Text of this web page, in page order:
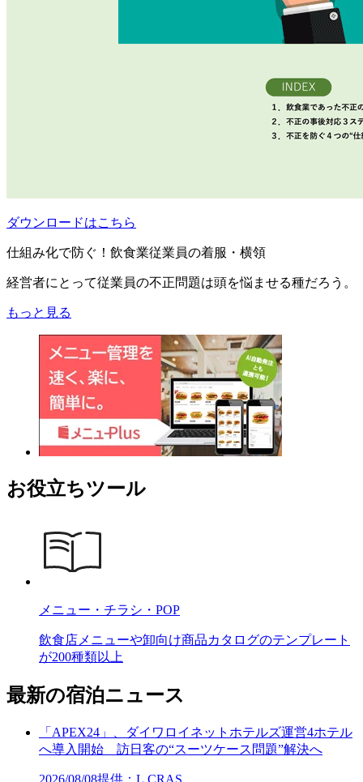
ダウンロードはこちら
仕組み化で防ぐ！飲食業従業員の着服・横領
経営者にとって従業員の不正問題は頭を悩ませる種だろう。
もっと見る
お役立ちツール
メニュー・チラシ・POP
飲食店メニューや卸向け商品カタログのテンプレート
が200種類以上
最新の宿泊ニュース
「APEX24」、ダイワロイネットホテルズ運営4ホテル
へ導入開始 訪日客の“スーツケース問題”解決へ
2026/08/08提供：L.CRAS